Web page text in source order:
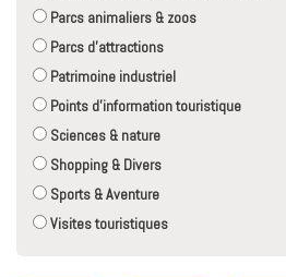
Parcs animaliers & zoos
Parcs d'attractions
Patrimoine industriel
Points d'information touristique
Sciences & nature
Shopping & Divers
Sports & Aventure
Visites touristiques